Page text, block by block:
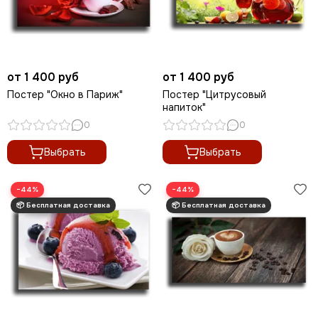
от 1 400 руб
Постер "Окно в Париж"
0
Выбрать
от 1 400 руб
Постер "Цитрусовый
напиток"
0
Выбрать
−44% −44%